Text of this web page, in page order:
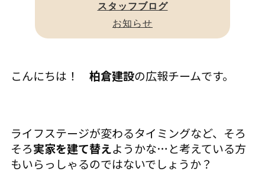
こんにちは！ 柏倉建設の広報チームです。
ライフステージが変わるタイミングなど、そろ
そろ実家を建て替えようかな…と考えている方
もいらっしゃるのではないでしょうか？
スタッフブログ
お知らせ